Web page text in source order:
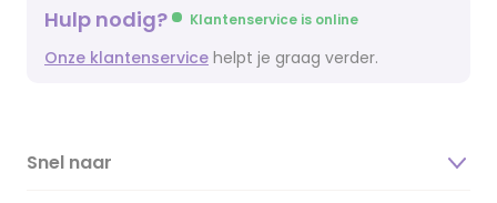
Hulp nodig? Klantenservice is online
Onze klantenservice helpt je graag verder.
Snel naar